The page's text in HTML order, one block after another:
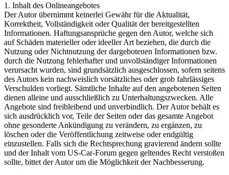
1. Inhalt des Onlineangebotes
Der Autor übernimmt keinerlei Gewähr für die Aktualität,
Korrektheit, Vollständigkeit oder Qualität der bereitgestellten
Informationen. Haftungsansprüche gegen den Autor, welche sich
auf Schäden materieller oder ideeller Art beziehen, die durch die
Nutzung oder Nichtnutzung der dargebotenen Informationen bzw.
durch die Nutzung fehlerhafter und unvollständiger Informationen
verursacht wurden, sind grundsätzlich ausgeschlossen, sofern seitens
des Autors kein nachweislich vorsätzliches oder grob fahrlässiges
Verschulden vorliegt. Sämtliche Inhalte auf den angebotenen Seiten
dienen alleine und ausschließlich zu Unterhaltungszwecken. Alle
Angebote sind freibleibend und unverbindlich. Der Autor behält es
sich ausdrücklich vor, Teile der Seiten oder das gesamte Angebot
ohne gesonderte Ankündigung zu verändern, zu ergänzen, zu
löschen oder die Veröffentlichung zeitweise oder endgültig
einzustellen. Falls sich die Rechtsprechung gravierend ändern sollte
und der Inhalt vom US-Car-Forum gegen geltendes Recht verstoßen
sollte, bittet der Autor um die Möglichkeit der Nachbesserung.